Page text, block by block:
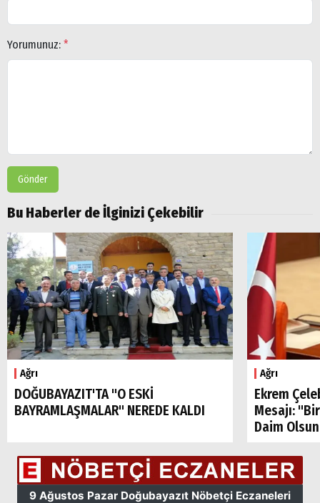
Yorumunuz: *
Gönder
Bu Haberler de İlginizi Çekebilir
Ağrı
DOĞUBAYAZIT'TA "O ESKİ
BAYRAMLAŞMALAR" NEREDE KALDI
Ağrı
Ekrem
Mesajı:
Daim